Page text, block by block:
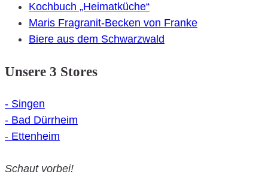
Kochbuch „Heimatküche“
Maris Fragranit-Becken von Franke
Biere aus dem Schwarzwald
Unsere 3 Stores
- Singen
- Bad Dürrheim
- Ettenheim
Schaut vorbei!